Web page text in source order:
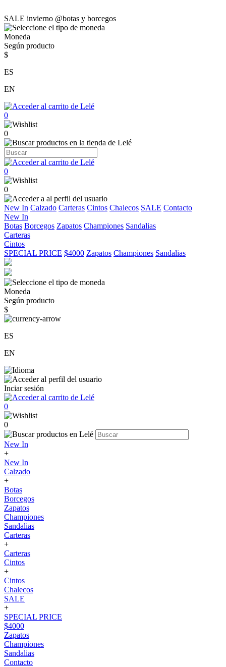
SALE invierno @botas y borcegos
Moneda
Según producto
$
ES
EN
0
0
0
0
New In Calzado Carteras Cintos Chalecos SALE Contacto
New In
Botas Borcegos Zapatos Championes Sandalias
Carteras
Cintos
SPECIAL PRICE $4000 Zapatos Championes Sandalias
Moneda
Según producto
$
ES
EN
Inciar sesión
0
0
New In
+
New In
Calzado
+
Botas
Borcegos
Zapatos
Championes
Sandalias
Carteras
+
Carteras
Cintos
+
Cintos
Chalecos
SALE
+
SPECIAL PRICE
$4000
Zapatos
Championes
Sandalias
Contacto